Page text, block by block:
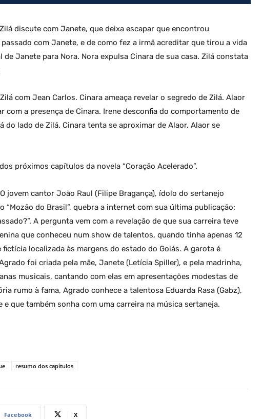
discute com Janete, que deixa escapar que encontrou
com Janete, e de como fez a irmã acreditar que tirou a vida
de Janete para Nora. Nora expulsa Cinara de sua casa. Zilá constata
com Jean Carlos. Cinara ameaça revelar o segredo de Zilá. Alaor
com a presença de Cinara. Irene desconfia do comportamento de
do lado de Zilá. Cinara tenta se aproximar de Alaor. Alaor se
próximos capítulos da novela “Coração Acelerado”.
jovem cantor João Raul (Filipe Bragança), ídolo do sertanejo
“Mozão do Brasil”, quebra a internet com sua última publicação:
A pergunta vem com a revelação de que sua carreira teve
que conheceu num show de talentos, quando tinha apenas 12
localizada às margens do estado do Goiás. A garota é
foi criada pela mãe, Janete (Letícia Spiller), e pela madrinha,
musicais, cantando com elas em apresentações modestas de
rumo à fama, Agrado conhece a talentosa Eduarda Rasa (Gabz),
que também sonha com uma carreira na música sertaneja.
resumo dos capítulos
Facebook X